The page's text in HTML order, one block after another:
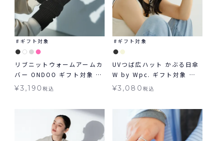
ギフト対象
リブニットウォームアームカ
バー ONDOO ギフト対象 グ
ッズ
¥3,190税込
ギフト対象
UVつば広ハット かぶる日傘
W by Wpc. ギフト対象 帽
子 グッズ ≪メール便対象≫
¥3,080 税込